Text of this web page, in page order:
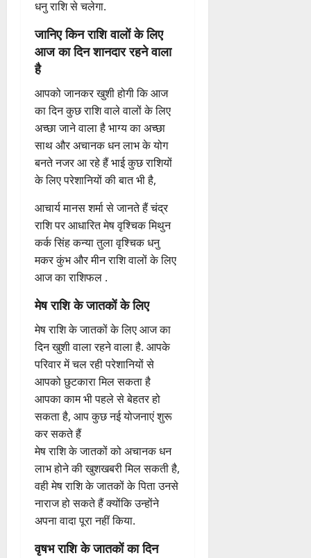
धनु राशि से चलेगा.
जानिए किन राशि वालों के लिए
आज का दिन शानदार रहने वाला
है
आपको जानकर खुशी होगी कि आज
का दिन कुछ राशि वाले वालों के लिए
अच्छा जाने वाला है भाग्य का अच्छा
साथ और अचानक धन लाभ के योग
बनते नजर आ रहे हैं भाई कुछ राशियों
के लिए परेशानियों की बात भी है,
आचार्य मानस शर्मा से जानते हैं चंद्र
राशि पर आधारित मेष वृश्चिक मिथुन
कर्क सिंह कन्या तुला वृश्चिक धनु
मकर कुंभ और मीन राशि वालों के लिए
आज का राशिफल .
मेष राशि के जातकों के लिए
मेष राशि के जातकों के लिए आज का
दिन खुशी वाला रहने वाला है. आपके
परिवार में चल रही परेशानियों से
आपको छुटकारा मिल सकता है
आपका काम भी पहले से बेहतर हो
सकता है, आप कुछ नई योजनाएं शुरू
कर सकते हैं
मेष राशि के जातकों को अचानक धन
लाभ होने की खुशखबरी मिल सकती है,
वही मेष राशि के जातकों के पिता उनसे
नाराज हो सकते हैं क्योंकि उन्होंने
अपना वादा पूरा नहीं किया.
वृषभ राशि के जातकों का दिन